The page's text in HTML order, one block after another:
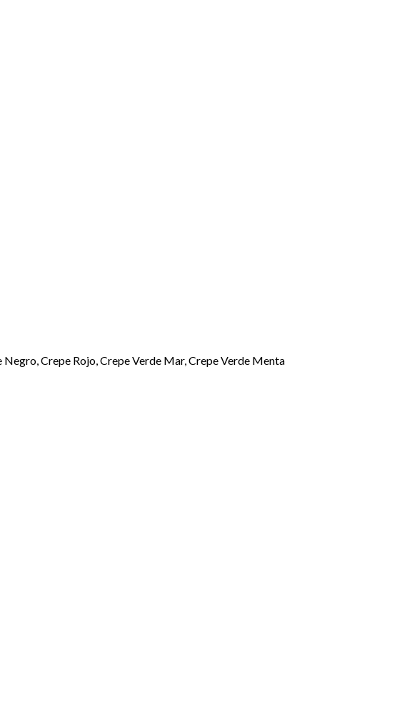
Crepe Rojo, Crepe Verde Mar, Crepe Verde Menta